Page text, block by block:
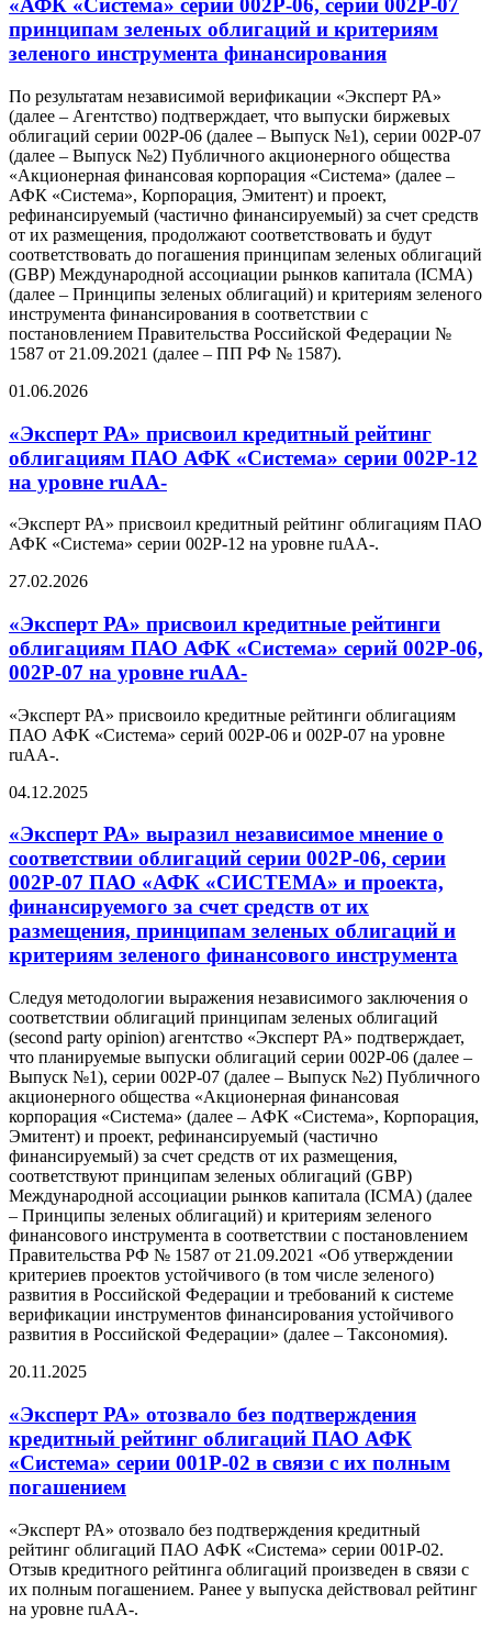
«АФК «Система» серии 002P-06, серии 002P-07
принципам зеленых облигаций и критериям
зеленого инструмента финансирования
По результатам независимой верификации «Эксперт РА»
(далее – Агентство) подтверждает, что выпуски биржевых
облигаций серии 002Р-06 (далее – Выпуск №1), серии 002Р-07
(далее – Выпуск №2) Публичного акционерного общества
«Акционерная финансовая корпорация «Система» (далее –
АФК «Система», Корпорация, Эмитент) и проект,
рефинансируемый (частично финансируемый) за счет средств
от их размещения, продолжают соответствовать и будут
соответствовать до погашения принципам зеленых облигаций
(GBP) Международной ассоциации рынков капитала (ICMA)
(далее – Принципы зеленых облигаций) и критериям зеленого
инструмента финансирования в соответствии с
постановлением Правительства Российской Федерации №
1587 от 21.09.2021 (далее – ПП РФ № 1587).
01.06.2026
«Эксперт РА» присвоил кредитный рейтинг
облигациям ПАО АФК «Система» серии 002Р-12
на уровне ruAA-
«Эксперт РА» присвоил кредитный рейтинг облигациям ПАО
АФК «Система» серии 002Р-12 на уровне ruAA-.
27.02.2026
«Эксперт РА» присвоил кредитные рейтинги
облигациям ПАО АФК «Система» серий 002Р-06,
002Р-07 на уровне ruAA-
«Эксперт РА» присвоило кредитные рейтинги облигациям
ПАО АФК «Система» серий 002Р-06 и 002Р-07 на уровне
ruAA-.
04.12.2025
«Эксперт РА» выразил независимое мнение о
соответствии облигаций серии 002Р-06, серии
002Р-07 ПАО «АФК «СИСТЕМА» и проекта,
финансируемого за счет средств от их
размещения, принципам зеленых облигаций и
критериям зеленого финансового инструмента
Следуя методологии выражения независимого заключения о
соответствии облигаций принципам зеленых облигаций
(second party opinion) агентство «Эксперт РА» подтверждает,
что планируемые выпуски облигаций серии 002Р-06 (далее –
Выпуск №1), серии 002Р-07 (далее – Выпуск №2) Публичного
акционерного общества «Акционерная финансовая
корпорация «Система» (далее – АФК «Система», Корпорация,
Эмитент) и проект, рефинансируемый (частично
финансируемый) за счет средств от их размещения,
соответствуют принципам зеленых облигаций (GBP)
Международной ассоциации рынков капитала (ICMA) (далее
– Принципы зеленых облигаций) и критериям зеленого
финансового инструмента в соответствии с постановлением
Правительства РФ № 1587 от 21.09.2021 «Об утверждении
критериев проектов устойчивого (в том числе зеленого)
развития в Российской Федерации и требований к системе
верификации инструментов финансирования устойчивого
развития в Российской Федерации» (далее – Таксономия).
20.11.2025
«Эксперт РА» отозвало без подтверждения
кредитный рейтинг облигаций ПАО АФК
«Система» серии 001Р-02 в связи с их полным
погашением
«Эксперт РА» отозвало без подтверждения кредитный
рейтинг облигаций ПАО АФК «Система» серии 001Р-02.
Отзыв кредитного рейтинга облигаций произведен в связи с
их полным погашением. Ранее у выпуска действовал рейтинг
на уровне ruAA-.